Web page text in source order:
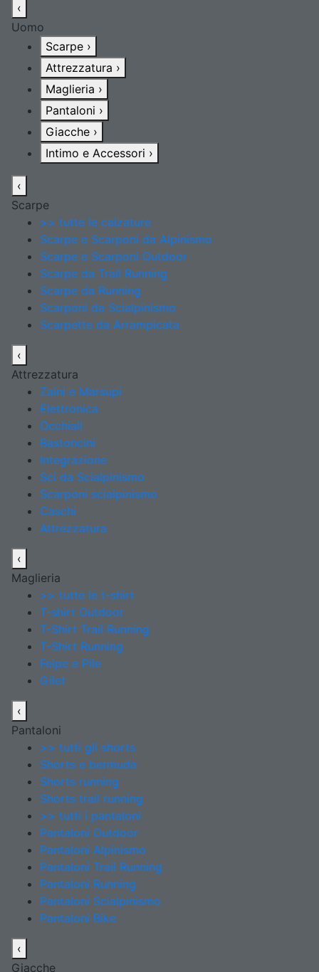
‹
Uomo
Scarpe ›
Attrezzatura ›
Maglieria ›
Pantaloni ›
Giacche ›
Intimo e Accessori ›
‹
Scarpe
>> tutte le calzature
Scarpe e Scarponi da Alpinismo
Scarpe e Scarponi Outdoor
Scarpe da Trail Running
Scarpe da Running
Scarponi da Scialpinismo
Scarpette da Arrampicata
‹
Attrezzatura
Zaini e Marsupi
Elettronica
Occhiali
Bastoncini
Integrazione
Sci da Scialpinismo
Scarponi scialpinismo
Caschi
Attrezzatura
‹
Maglieria
>> tutte le t-shirt
T-shirt Outdoor
T-Shirt Trail Running
T-Shirt Running
Felpe e Pile
Gilet
‹
Pantaloni
>> tutti gli shorts
Shorts e bermuda
Shorts running
Shorts trail running
>> tutti i pantaloni
Pantaloni Outdoor
Pantaloni Alpinismo
Pantaloni Trail Running
Pantaloni Running
Pantaloni Scialpinismo
Pantaloni Bike
‹
Giacche